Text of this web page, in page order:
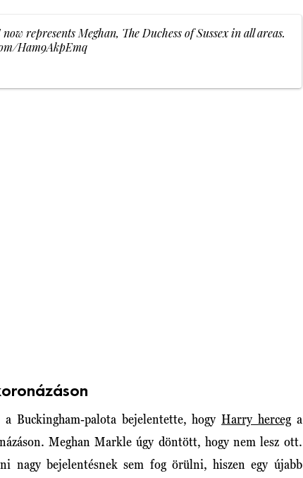
represents Meghan, The Duchess of Sussex in all areas.
Ham9AkpEmq
Buckingham-palota bejelentette, hogyHarry hercega
Meghan Markle úgy döntött, hogy nem lesz ott.
nagy bejelentésnek sem fog örülni, hiszen egy újabb